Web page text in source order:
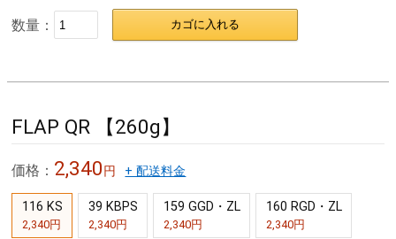
数量： カゴに入れる
FLAP QR 【260g】
価格： 2,340円 + 配送料金
116 KS
2,340円
39 KBPS
2,340円
159 GGD・ZL
2,340円
160 RGD・ZL
2,340円